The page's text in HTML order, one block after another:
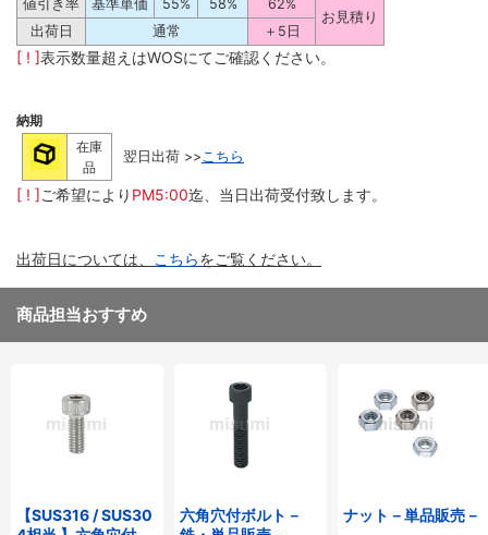
値引き率
基準単価 55% 58%
62%
お見積り
出荷日
通常 ＋5日
[ ! ]表示数量超えはWOSにてご確認ください。
納期
在庫
品
翌日出荷 >> こちら
[ ! ]ご希望により PM5:00迄、当日出荷受付致します。
出荷日については、 こちらをご覧ください。
商品担当おすすめ
【SUS316 / SUS30
六角穴付ボルト－
ナット－単品販売－